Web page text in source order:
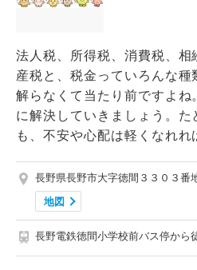
法人税、所得税、消費税、
産税と、税金っていろんな種
解らなくて当たり前ですよ
に解決していきましょう。た
も、不安や心配は軽くなれれ
長野県長野市大字徳間３３０３番
地図
長野電鉄徳間小学校前バス停から